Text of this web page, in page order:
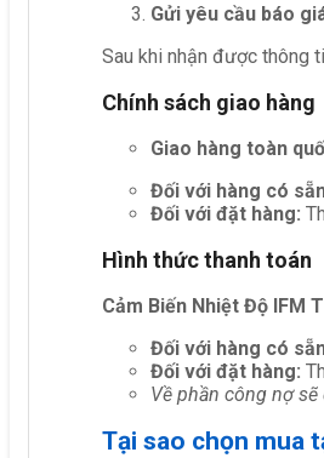
Gửi yêu cầu báo
Sau khi nhận được thông
Chính sách giao hàng
Giao hàng toàn
Đối với hàng có
Đối với đặt hàng:
Hình thức thanh toán
Cảm Biến Nhiệt Độ IFM
Đối với hàng có
Đối với đặt hàng:
Về phần công nợ
Tại sao chọn mua